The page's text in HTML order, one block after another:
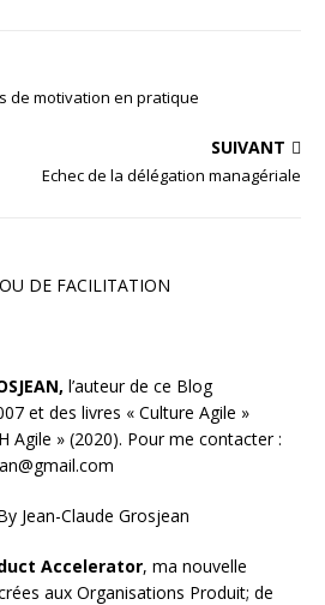
de motivation en pratique
SUIVANT
Echec de la délégation managériale
DE FACILITATION
l’auteur de ce Blog
et des livres « Culture Agile »
Agile » (2020). Pour me contacter :
Accelerator, ma nouvelle
aux Organisations Produit; de